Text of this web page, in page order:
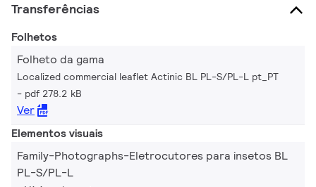
Transferências
Folhetos
Folheto da gama
Localized commercial leaflet Actinic BL PL-S/PL-L pt_PT
pdf 278.2 kB
Ver
Elementos visuais
Family-Photographs-Eletrocutores para insetos BL
PL-S/PL-L